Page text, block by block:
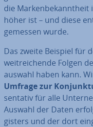
die Mar­ken­be­kannt­heit
höher ist – und diese
gemessen wurde.
Das zweite Beispiel für
weit­rei­chen­de Folgen
aus­wahl haben kann.
Umfrage zur
sen­ta­tiv für alle
Auswahl der Daten
gis­ters und der dort